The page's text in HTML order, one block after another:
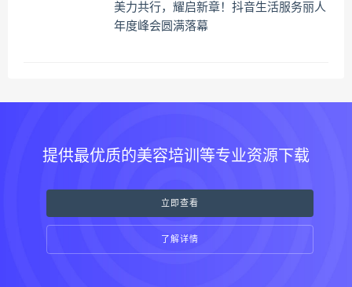
美力共行，耀启新章！抖音生活服务丽人
年度峰会圆满落幕
提供最优质的美容培训等专业资源下载
立即查看
了解详情